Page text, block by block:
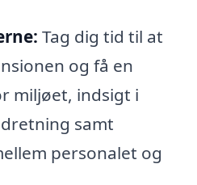
Tag dig tid til at
og få en
miljøet, indsigt i
samt
personalet og